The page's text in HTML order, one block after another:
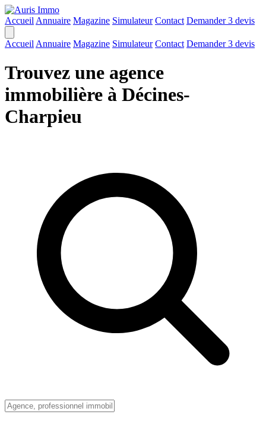
Accueil Annuaire Magazine Simulateur Contact Demander 3 devis
Accueil Annuaire Magazine Simulateur Contact Demander 3 devis
Trouvez une agence
immobilière à Décines-
Charpieu